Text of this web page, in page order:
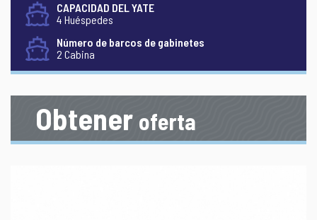
CAPACIDAD DEL YATE
4 Huéspedes
Número de barcos de gabinetes
2 Cabina
Obtener oferta